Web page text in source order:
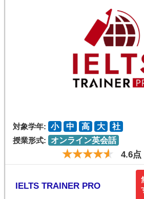
対象学年: 小 中 高 大
社
授業形式:
オンライン英会話
4.6点
IELTS TRAINER PRO